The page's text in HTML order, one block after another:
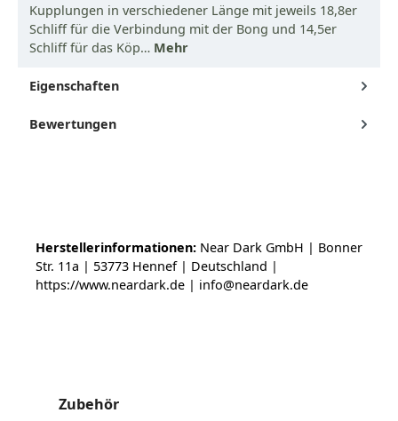
Kupplungen in verschiedener Länge mit jeweils 18,8er
Schliff für die Verbindung mit der Bong und 14,5er
Schliff für das Köp… Mehr
Eigenschaften
Bewertungen
Herstellerinformationen: Near Dark GmbH | Bonner
Str. 11a | 53773 Hennef | Deutschland |
https://www.neardark.de | info@neardark.de
Produktgalerie überspringen
Zubehör